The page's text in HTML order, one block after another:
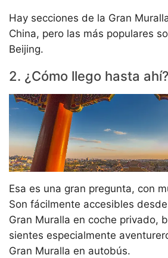
Hay secciones de la Gran
China, pero las más populares
Beijing.
2. ¿Cómo llego hasta ahí?
Esa es una gran pregunta, con
Son fácilmente accesibles
Gran Muralla en coche privado,
sientes especialmente
Gran Muralla en autobús.